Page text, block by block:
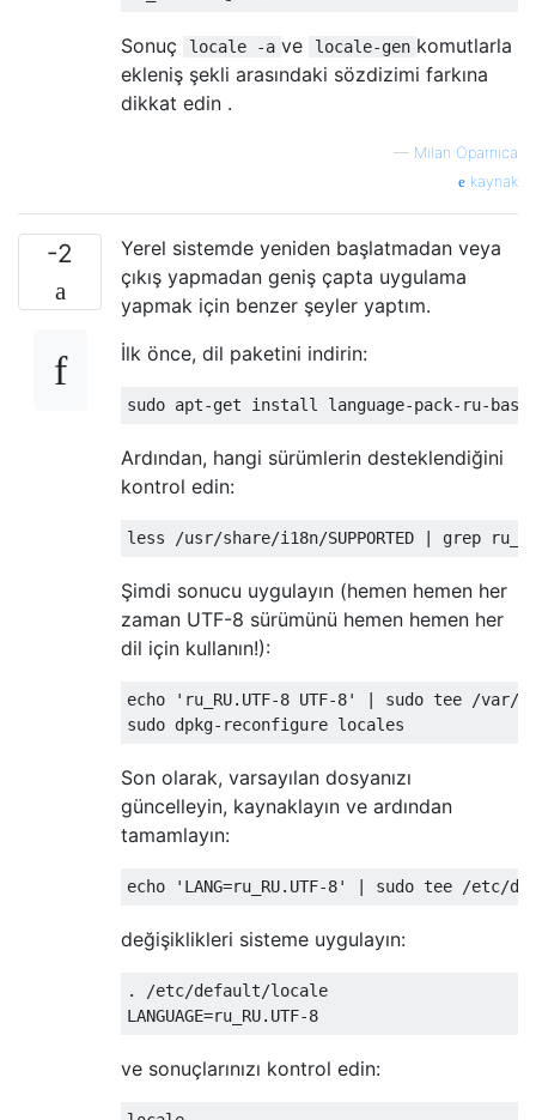
Sonuç locale -a ve locale-gen komutlarla
ekleniş şekli arasındaki sözdizimi farkına
dikkat edin .
— Milan Oparnica
kaynak
-2
Yerel sistemde yeniden başlatmadan veya
çıkış yapmadan geniş çapta uygulama
yapmak için benzer şeyler yaptım.
İlk önce, dil paketini indirin:
Ardından, hangi sürümlerin desteklendiğini
kontrol edin:
Şimdi sonucu uygulayın (hemen hemen her
zaman UTF-8 sürümünü hemen hemen her
dil için kullanın!):
echo 'ru_RU.UTF-8 UTF-8' | sudo tee /
Son olarak, varsayılan dosyanızı
güncelleyin, kaynaklayın ve ardından
tamamlayın:
değişiklikleri sisteme uygulayın:
. /etc/default/locale
ve sonuçlarınızı kontrol edin: